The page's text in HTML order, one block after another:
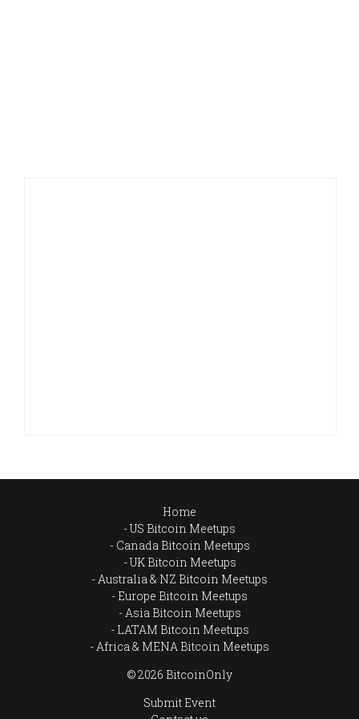
Home
US Bitcoin Meetups
Canada Bitcoin Meetups
UK Bitcoin Meetups
Australia & NZ Bitcoin Meetups
Europe Bitcoin Meetups
Asia Bitcoin Meetups
LATAM Bitcoin Meetups
Africa & MENA Bitcoin Meetups
© 2026 BitcoinOnly
Submit Event